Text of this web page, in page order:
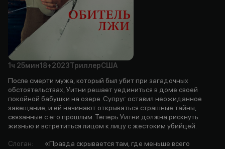
1ч 25мин18+2023ТриллерСША
После смерти мужа, который был убит при загадочных
обстоятельствах, Уитни решает уединиться в доме своей
покойной бабушки на озере. Супруг оставил неожиданное
завещание, и ей начинают открываться страшные тайны,
связанные с его прошлым. Теперь Уитни должна рискнуть
жизнью и встретиться лицом к лицу с жестоким убийцей.
Слоган:
«Правда скрывается там, где меньше всего